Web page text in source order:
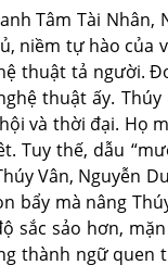
Tâm Tài Nhân,
niềm tự hào của
thuật tả người.
thuật ấy. Thúy
và thời đại. Họ
Tuy thế, dẫu
Vân, Nguyễn
bẩy mà nâng
sắc sảo hơn,
thành ngữ quen